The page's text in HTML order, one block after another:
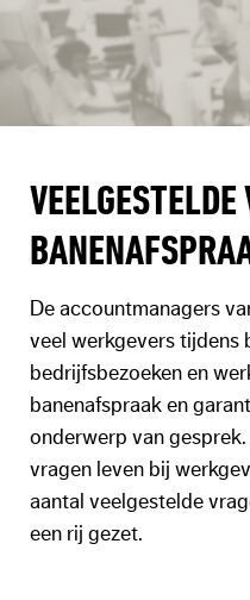
VEELGESTELDE
De accountmanagers
veel werkgevers tijdens
bedrijfsbezoeken en
banenafspraak en
onderwerp van
vragen leven bij
aantal veelgestelde
een rij gezet.